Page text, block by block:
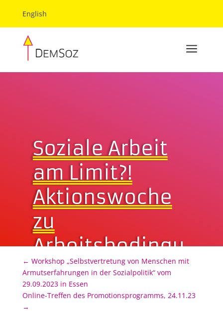
English
a
Soziale Arbeit
am Limit?!
Aktionswoche
zu
Arbeitsbedingu
ngen und
kollektiver
← Workshop „Selbstvertretung von Menschen mit
Armutserfahrungen in der Sozialpolitik“ vom
29.09.2023 in Essen
Online-Treffen des Promotionsprogramms, 24.11.23
→